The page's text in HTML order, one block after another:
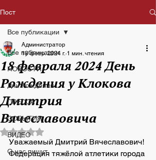
Пост
Все публикации
НОВОСТИ
Дни Рождения
ПРЕССА
СОБЫТИЯ
ВИДЕО
О нас пишут
Все публикации
18 февраля 2024 День
Рождения у Клокова
Дмитрия
Вячеславовича
Администратор
18 февр. 2024 г. 1 мин. чтения
Оценка: не число из 5 звезд.
Уважаемый Дмитрий Вячеславович!
Федерация тяжёлой атлетики города